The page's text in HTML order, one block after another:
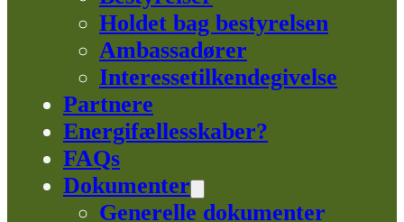
Holdet bag bestyrelsen
Ambassadører
Interessetilkendegivelse
Partnere
Energifællesskaber?
FAQs
Dokumenter
Generelle dokumenter